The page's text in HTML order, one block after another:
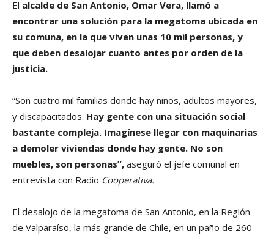
El alcalde de San Antonio, Omar Vera, llamó a
encontrar una solución para la megatoma ubicada en
su comuna, en la que viven unas 10 mil personas, y
que deben desalojar cuanto antes por orden de la
justicia.
“Son cuatro mil familias donde hay niños, adultos mayores,
y discapacitados. Hay gente con una situación social
bastante compleja. Imagínese llegar con maquinarias
a demoler viviendas donde hay gente. No son
muebles, son personas”, aseguró el jefe comunal en
entrevista con Radio Cooperativa.
El desalojo de la megatoma de San Antonio, en la Región
de Valparaíso, la más grande de Chile, en un paño de 260